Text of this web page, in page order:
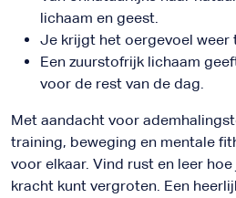
lichaam en geest.
Je krijgt het oergevoel weer
Een zuurstofrijk lichaam
voor de rest van de dag.
Met aandacht voor
training, beweging en mentale
voor elkaar. Vind rust en leer
kracht kunt vergroten. Een